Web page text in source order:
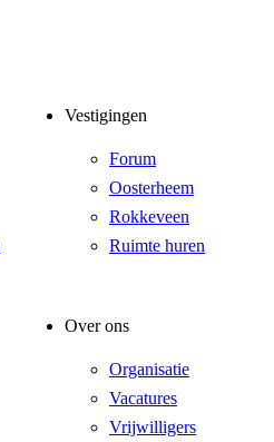
Vestigingen
Forum
Oosterheem
Rokkeveen
Ruimte huren
Over ons
Organisatie
Vacatures
Vrijwilligers